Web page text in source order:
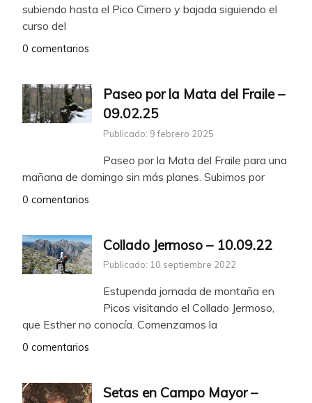
subiendo hasta el Pico Cimero y bajada siguiendo el
curso del
0 comentarios
Paseo por la Mata del Fraile –
09.02.25
Publicado: 9 febrero 2025
Paseo por la Mata del Fraile para una
mañana de domingo sin más planes. Subimos por
0 comentarios
Collado Jermoso – 10.09.22
Publicado: 10 septiembre 2022
Estupenda jornada de montaña en
Picos visitando el Collado Jermoso,
que Esther no conocía. Comenzamos la
0 comentarios
Setas en Campo Mayor –